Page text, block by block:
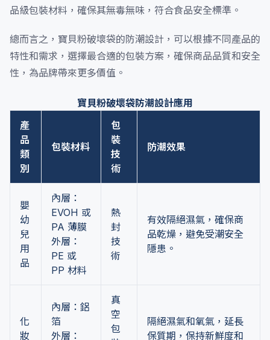
品級包裝材料，確保其無毒無味，符合食品安全標準。
總而言之，寶貝粉破壞袋的防潮設計，可以根據不同產品的
特性和需求，選擇最合適的包裝方案，確保商品品質和安全
性，為品牌帶來更多價值。
寶貝粉破壞袋防潮設計應用
產
品
類
別
包裝材料
包
裝
技
術
防潮效果
嬰
幼
兒
用
品
內層：
EVOH 或
PA 薄膜
外層：
PE 或
PP 材料
熱
封
技
術
有效隔絕濕氣，確保商
品乾燥，避免受潮安全
隱患。
化
妝
內層：鋁
箔
外層：
真
空
包
隔絕濕氣和氧氣，延長
保質期，保持新鮮度和